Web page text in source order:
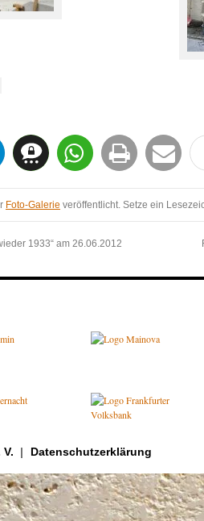
Foto-Galerie veröffentlicht. Setze ein
1933“ am 26.06.2012
Datenschutzerklärung